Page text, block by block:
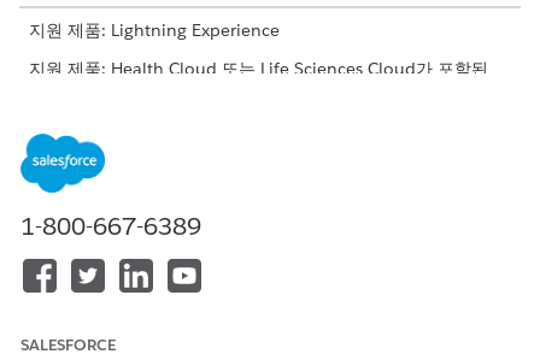
지원 제품: Lightning Experience
지원 제품: Health Cloud 또는 Life Sciences Cloud가 포함된
고급 치료 관리를 위한 Experience Cloud 사이트 설정
Experience Cloud 사이트를 설정하려면 먼저 디지털 익스피리
언스를 활성화하고 사이트를 만듭니다. 그런 다음 Experience
Cloud 사이트에 액세스할 수 있는 프로필을 추가합니다.
고급 치료 관리를 위한 Experience Cloud 사이트 구성
고급 치료 콘솔용 Experience Cloud 사이트를 구성합니다. 사
1-800-667-6389
SALESFORCE